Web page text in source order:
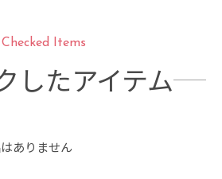
Checked Items
したアイテム
ありません